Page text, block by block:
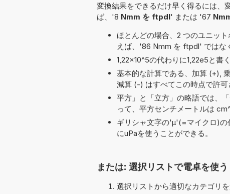
変換結果をできるだけ早く得るには、
ば、'8 Nmm を ftpdl' または '67
ほとんどの場合、2 つのユニッ
えば、'86 Nmm を ftpdl' ではな
1,22×10^5の代わりに1,22e5と書
基本的な計算である、加算 (+),
減算 (-) はすべてこの時点で許可
平方」と「立方」の略語では、
って、平方センチメートルは
ギリシャ文字の'μ'(=マイクロ)の
にuPaを使うことができる。
または: 選択リストで電卓を使う
選択リストから適切なカテゴリ